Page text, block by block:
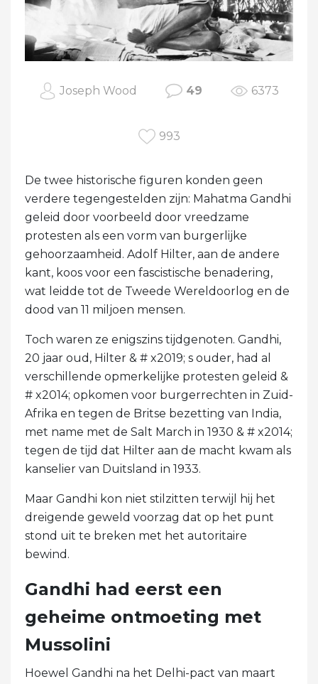
Joseph Wood 49 6373
993
De twee historische figuren konden geen
verdere tegengestelden zijn: Mahatma Gandhi
geleid door voorbeeld door vreedzame
protesten als een vorm van burgerlijke
gehoorzaamheid. Adolf Hilter, aan de andere
kant, koos voor een fascistische benadering,
wat leidde tot de Tweede Wereldoorlog en de
dood van 11 miljoen mensen.
Toch waren ze enigszins tijdgenoten. Gandhi,
20 jaar oud, Hilter & # x2019; s ouder, had al
verschillende opmerkelijke protesten geleid &
# x2014; opkomen voor burgerrechten in Zuid-
Afrika en tegen de Britse bezetting van India,
met name met de Salt March in 1930 & # x2014;
tegen de tijd dat Hilter aan de macht kwam als
kanselier van Duitsland in 1933.
Maar Gandhi kon niet stilzitten terwijl hij het
dreigende geweld voorzag dat op het punt
stond uit te breken met het autoritaire
bewind.
Gandhi had eerst een
geheime ontmoeting met
Mussolini
Hoewel Gandhi na het Delhi-pact van maart